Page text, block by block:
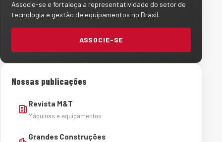
Associe-se e fortaleça a representatividade do setor de
tecnologia e gestão de equipamentos no Brasil.
ASSOCIE-SE
Nossas publicações
Revista M&T
Máquinas e equipamentos
Grandes Construções